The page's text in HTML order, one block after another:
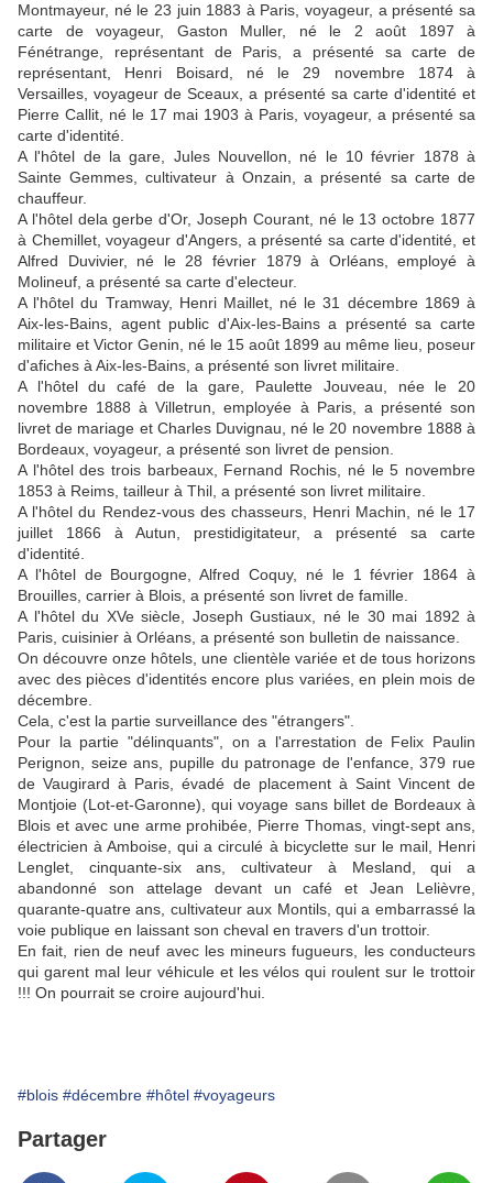
Montmayeur, né le 23 juin 1883 à Paris, voyageur, a présenté sa
carte de voyageur, Gaston Muller, né le 2 août 1897 à
Fénétrange, représentant de Paris, a présenté sa carte de
représentant, Henri Boisard, né le 29 novembre 1874 à
Versailles, voyageur de Sceaux, a présenté sa carte d'identité et
Pierre Callit, né le 17 mai 1903 à Paris, voyageur, a présenté sa
carte d'identité.
A l'hôtel de la gare, Jules Nouvellon, né le 10 février 1878 à
Sainte Gemmes, cultivateur à Onzain, a présenté sa carte de
chauffeur.
A l'hôtel dela gerbe d'Or, Joseph Courant, né le 13 octobre 1877
à Chemillet, voyageur d'Angers, a présenté sa carte d'identité, et
Alfred Duvivier, né le 28 février 1879 à Orléans, employé à
Molineuf, a présenté sa carte d'electeur.
A l'hôtel du Tramway, Henri Maillet, né le 31 décembre 1869 à
Aix-les-Bains, agent public d'Aix-les-Bains a présenté sa carte
militaire et Victor Genin, né le 15 août 1899 au même lieu, poseur
d'afiches à Aix-les-Bains, a présenté son livret militaire.
A l'hôtel du café de la gare, Paulette Jouveau, née le 20
novembre 1888 à Villetrun, employée à Paris, a présenté son
livret de mariage et Charles Duvignau, né le 20 novembre 1888 à
Bordeaux, voyageur, a présenté son livret de pension.
A l'hôtel des trois barbeaux, Fernand Rochis, né le 5 novembre
1853 à Reims, tailleur à Thil, a présenté son livret militaire.
A l'hôtel du Rendez-vous des chasseurs, Henri Machin, né le 17
juillet 1866 à Autun, prestidigitateur, a présenté sa carte
d'identité.
A l'hôtel de Bourgogne, Alfred Coquy, né le 1 février 1864 à
Brouilles, carrier à Blois, a présenté son livret de famille.
A l'hôtel du XVe siècle, Joseph Gustiaux, né le 30 mai 1892 à
Paris, cuisinier à Orléans, a présenté son bulletin de naissance.
On découvre onze hôtels, une clientèle variée et de tous horizons
avec des pièces d'identités encore plus variées, en plein mois de
décembre.
Cela, c'est la partie surveillance des "étrangers".
Pour la partie "délinquants", on a l'arrestation de Felix Paulin
Perignon, seize ans, pupille du patronage de l'enfance, 379 rue
de Vaugirard à Paris, évadé de placement à Saint Vincent de
Montjoie (Lot-et-Garonne), qui voyage sans billet de Bordeaux à
Blois et avec une arme prohibée, Pierre Thomas, vingt-sept ans,
électricien à Amboise, qui a circulé à bicyclette sur le mail, Henri
Lenglet, cinquante-six ans, cultivateur à Mesland, qui a
abandonné son attelage devant un café et Jean Lelièvre,
quarante-quatre ans, cultivateur aux Montils, qui a embarrassé la
voie publique en laissant son cheval en travers d'un trottoir.
En fait, rien de neuf avec les mineurs fugueurs, les conducteurs
qui garent mal leur véhicule et les vélos qui roulent sur le trottoir
!!! On pourrait se croire aujourd'hui.
#blois #décembre #hôtel #voyageurs
Partager